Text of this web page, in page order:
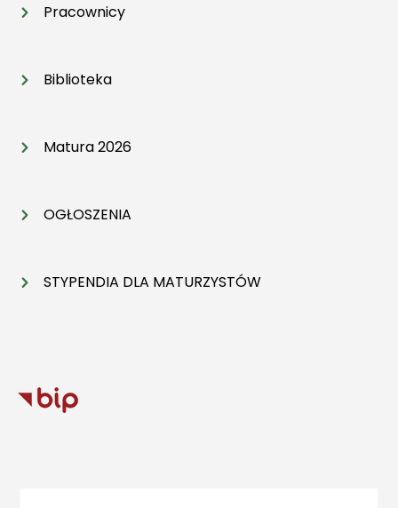
Pracownicy
Biblioteka
Matura 2026
OGŁOSZENIA
STYPENDIA DLA MATURZYSTÓW